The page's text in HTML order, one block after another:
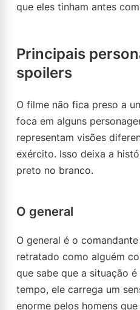
que eles tinham antes
Principais
spoilers
O filme não fica preso a
foca em alguns
representam visões
exército. Isso deixa a
preto no branco.
O general
O general é o
retratado como alguém
que sabe que a situação
tempo, ele carrega um
enorme pelos homens